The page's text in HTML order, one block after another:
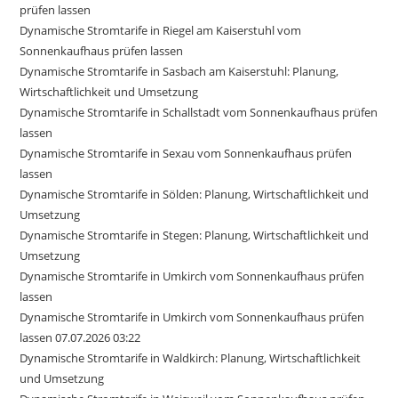
prüfen lassen
Dynamische Stromtarife in Riegel am Kaiserstuhl vom
Sonnenkaufhaus prüfen lassen
Dynamische Stromtarife in Sasbach am Kaiserstuhl: Planung,
Wirtschaftlichkeit und Umsetzung
Dynamische Stromtarife in Schallstadt vom Sonnenkaufhaus prüfen
lassen
Dynamische Stromtarife in Sexau vom Sonnenkaufhaus prüfen
lassen
Dynamische Stromtarife in Sölden: Planung, Wirtschaftlichkeit und
Umsetzung
Dynamische Stromtarife in Stegen: Planung, Wirtschaftlichkeit und
Umsetzung
Dynamische Stromtarife in Umkirch vom Sonnenkaufhaus prüfen
lassen
Dynamische Stromtarife in Umkirch vom Sonnenkaufhaus prüfen
lassen 07.07.2026 03:22
Dynamische Stromtarife in Waldkirch: Planung, Wirtschaftlichkeit
und Umsetzung